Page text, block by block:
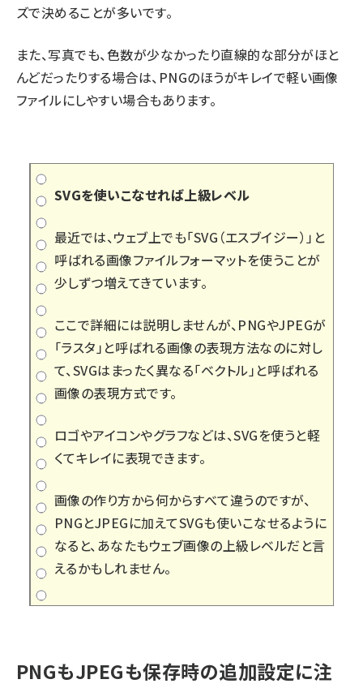
ズで決めることが多いです。
また、写真でも、色数が少なかったり直線的な部分がほと
んどだったりする場合は、PNGのほうがキレイで軽い画像
ファイルにしやすい場合もあります。
SVGを使いこなせれば上級レベル
最近では、ウェブ上でも「SVG（エスブイジー）」と
呼ばれる画像ファイルフォーマットを使うことが
少しずつ増えてきています。
ここで詳細には説明しませんが、PNGやJPEGが
「ラスタ」と呼ばれる画像の表現方法なのに対し
て、SVGはまったく異なる「ベクトル」と呼ばれる
画像の表現方式です。
ロゴやアイコンやグラフなどは、SVGを使うと軽
くてキレイに表現できます。
画像の作り方から何からすべて違うのですが、
PNGとJPEGに加えてSVGも使いこなせるように
なると、あなたもウェブ画像の上級レベルだと言
えるかもしれません。
PNGもJPEGも保存時の追加設定に注